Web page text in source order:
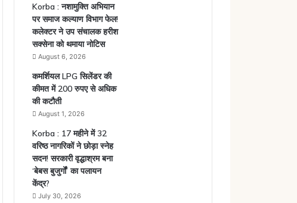
Korba : नशामुक्ति अभियान
पर समाज कल्याण विभाग फेल!
कलेक्टर ने उप संचालक हरीश
सक्सेना को थमाया नोटिस
August 6, 2026
कमर्शियल LPG सिलेंडर की
कीमत में 200 रुपए से अधिक
की कटौती
August 1, 2026
Korba : 17 महीने में 32
वरिष्ठ नागरिकों ने छोड़ा स्नेह
सदन! सरकारी वृद्धाश्रम बना
‘बेबस बुजुर्गों’ का पलायन
केंद्र?
July 30, 2026